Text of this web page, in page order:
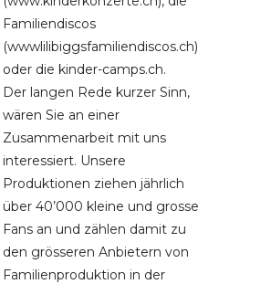
Familiendiscos
(wwwlilibiggsfamiliendiscos.ch)
oder die kinder-camps.ch.
Der langen Rede kurzer Sinn,
wären Sie an einer
Zusammenarbeit mit uns
interessiert. Unsere
Produktionen ziehen jährlich
über 40’000 kleine und grosse
Fans an und zählen damit zu
den grösseren Anbietern von
Familienproduktion in der